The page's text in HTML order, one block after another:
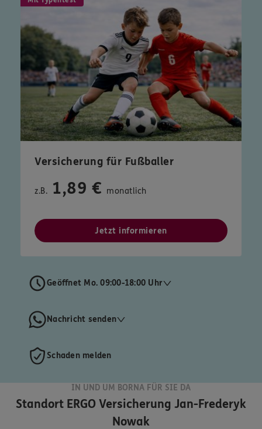
Versicherung für Fußballer
z.B. 1,89 € monatlich
Jetzt informieren
Geöffnet Mo. 09:00-18:00 Uhr
Nachricht senden
Schaden melden
IN UND UM BORNA FÜR SIE DA
Standort ERGO Versicherung Jan-Frederyk
Nowak